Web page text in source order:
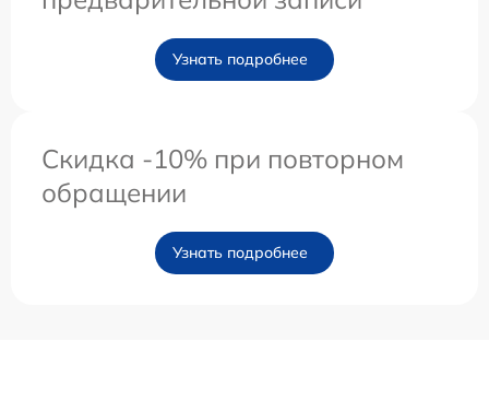
Узнать подробнее
Скидка -10% при повторном
обращении
Узнать подробнее